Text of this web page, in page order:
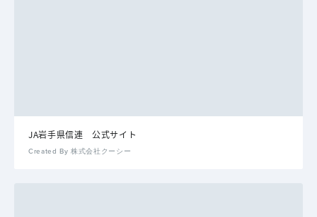
JA岩手県信連 公式サイト
Created By 株式会社クーシー